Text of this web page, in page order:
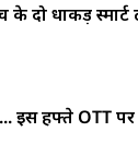
दो धाकड़
हफ्ते OTT पर